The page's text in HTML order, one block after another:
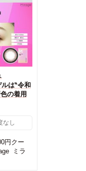
は‶令和
の着用
なし
円クー
ミラ